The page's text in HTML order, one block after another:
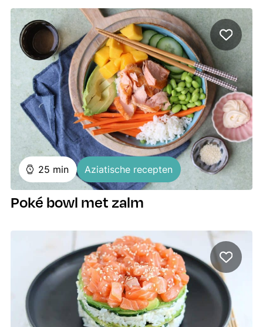
25 minuten
min Aziatische recepten
Poké bowl met zalm